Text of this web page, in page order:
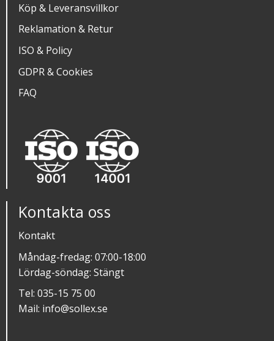
Köp & Leveransvillkor
Reklamation & Retur
ISO & Policy
GDPR & Cookies
FAQ
Kontakta oss
Kontakt
Måndag-fredag: 07:00-18:00
Lördag-söndag: Stängt
Tel: 035-15 75 00
Mail: info@sollex.se